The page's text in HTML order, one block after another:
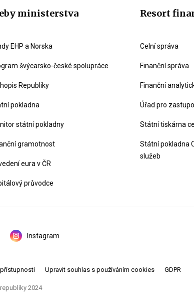
ministerstva
EHP a Norska
švýcarsko-české spolupráce
Republiky
pokladna
státní pokladny
gramotnost
eura v ČR
průvodce
Resort
Celní správa
Finanční správa
Finanční
Úřad pro
Státní tiskárna
Státní pokladna
služeb
Instagram
Upravit souhlas s používáním cookies GDPR
2024